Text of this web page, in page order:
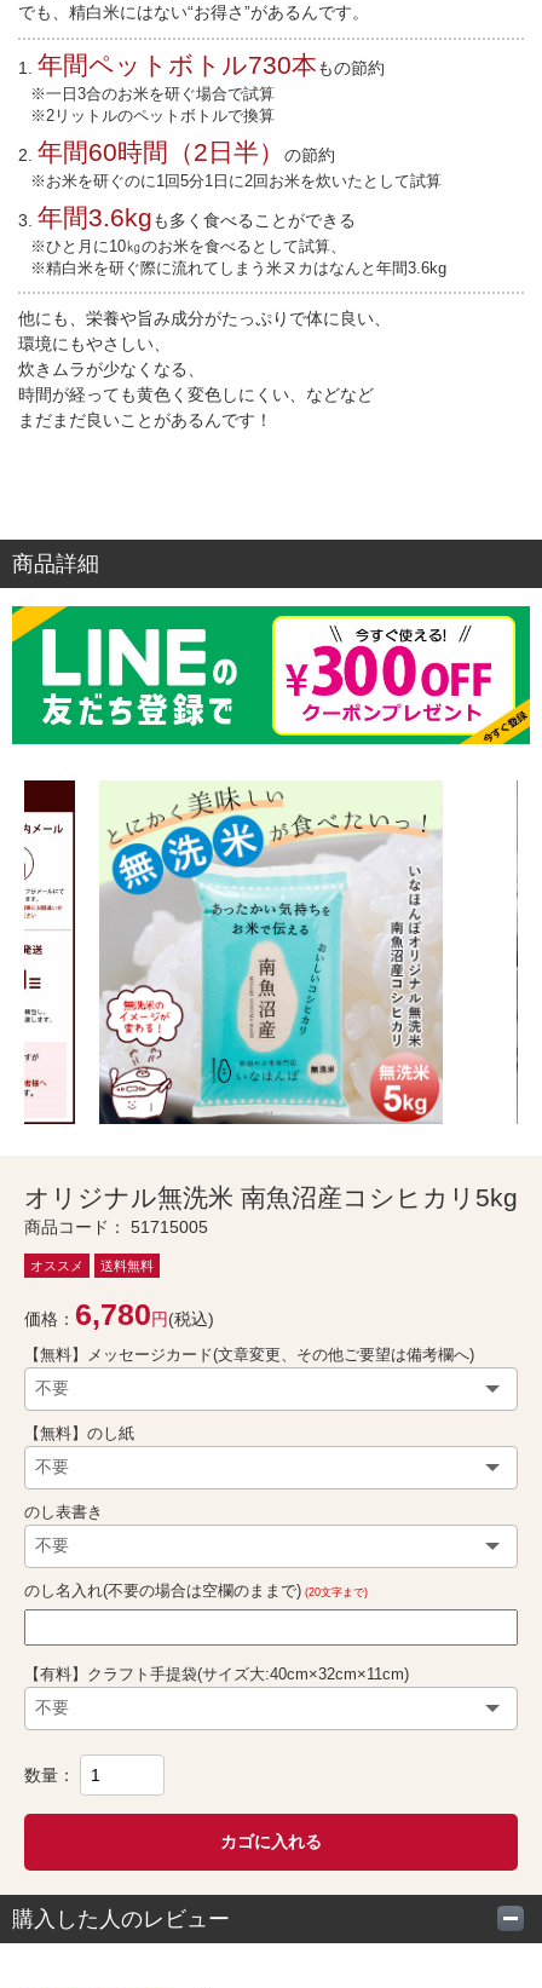
でも、精白米にはない“お得さ”があるんです。
1. 年間ペットボトル730本もの節約
※一日3合のお米を研ぐ場合で試算
※2リットルのペットボトルで換算
2. 年間60時間（2日半） の節約
※お米を研ぐのに1回5分1日に2回お米を炊いたとして試算
3. 年間3.6kgも多く食べることができる
※ひと月に10㎏のお米を食べるとして試算、
※精白米を研ぐ際に流れてしまう米ヌカはなんと年間3.6kg
他にも、栄養や旨み成分がたっぷりで体に良い、
環境にもやさしい、
炊きムラが少なくなる、
時間が経っても黄色く変色しにくい、などなど
まだまだ良いことがあるんです！
商品詳細
オリジナル無洗米 南魚沼産コシヒカリ5kg
商品コード： 51715005
オススメ 送料無料
価格： 6,780円(税込)
【無料】メッセージカード(文章変更、その他ご要望は備考欄へ)
【無料】のし紙
のし表書き
のし名入れ(不要の場合は空欄のままで) (20文字まで)
【有料】クラフト手提袋(サイズ大:40cm×32cm×11cm)
数量：
カゴに入れる
購入した人のレビュー